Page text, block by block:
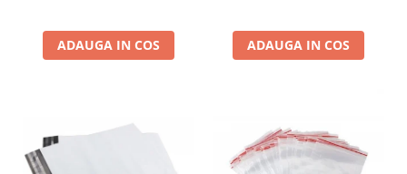
ADAUGA IN COS ADAUGA IN COS